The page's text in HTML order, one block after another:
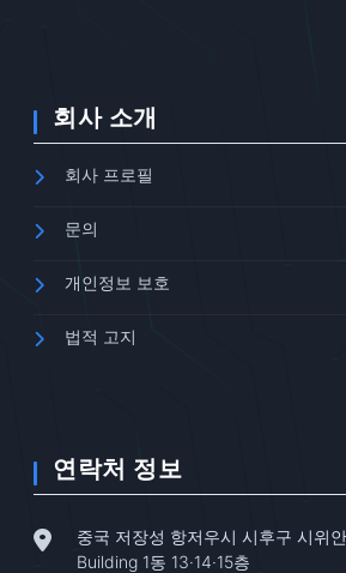
회사 소개
회사 프로필
문의
개인정보 보호
법적 고지
연락처 정보
중국 저장성 항저우시 시후구 시위
Building 1동 13·14·15층